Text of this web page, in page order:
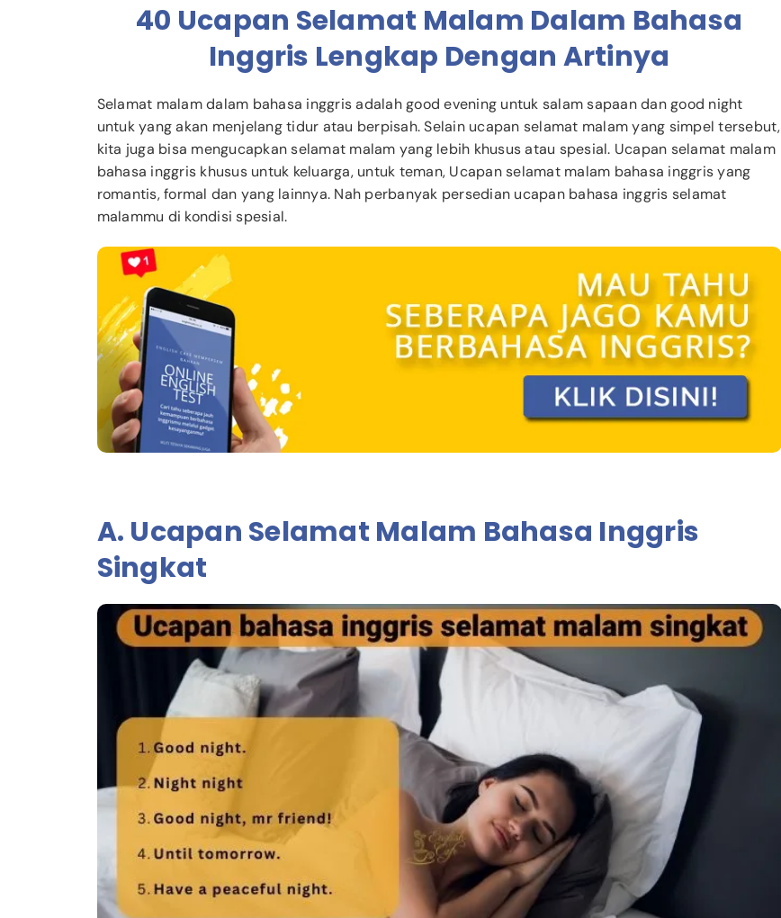
40 Ucapan Selamat Malam Dalam Bahasa
Inggris Lengkap Dengan Artinya
Selamat malam dalam bahasa inggris adalah good evening untuk salam sapaan dan good night
untuk yang akan menjelang tidur atau berpisah. Selain ucapan selamat malam yang simpel tersebut,
kita juga bisa mengucapkan selamat malam yang lebih khusus atau spesial. Ucapan selamat malam
bahasa inggris khusus untuk keluarga, untuk teman, Ucapan selamat malam bahasa inggris yang
romantis, formal dan yang lainnya. Nah perbanyak persedian ucapan bahasa inggris selamat
malammu di kondisi spesial.
A. Ucapan Selamat Malam Bahasa Inggris
Singkat